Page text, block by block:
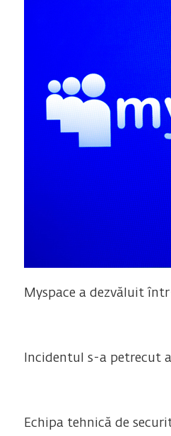
Myspace a dezvăluit
Incidentul s-a petrecut
Echipa tehnică de